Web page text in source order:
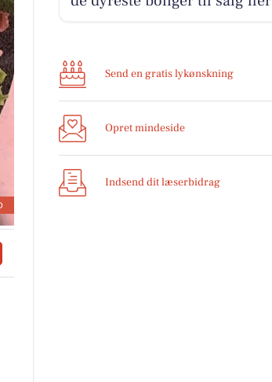
Send en gratis lykønskning
Opret mindeside
Indsend dit læserbidrag